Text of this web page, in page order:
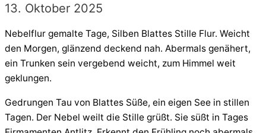
13. Oktober 2025
Nebelflur gemalte Tage, Silben Blattes Stille Flur. Weicht
den Morgen, glänzend deckend nah. Abermals genähert,
ein Trunken sein vergebend weicht, zum Himmel weit
geklungen.
Gedrungen Tau von Blattes Süße, ein eigen See in stillen
Tagen. Der Nebel weilt die Stille grüßt. Sie süßt in Tages